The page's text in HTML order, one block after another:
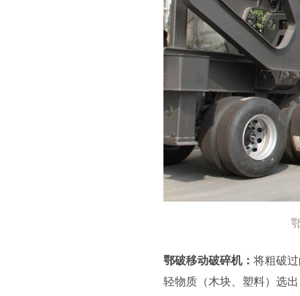
鄂破移动破碎机： 将粗破
轻物质（木块、塑料）选